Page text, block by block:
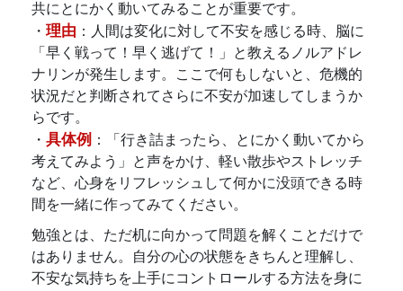
共にとにかく動いてみることが重要です。
・ 理由 ：人間は変化に対して不安を感じる時、脳に
「早く戦って！早く逃げて！」と教えるノルアドレ
ナリンが発生します。ここで何もしないと、危機的
状況だと判断されてさらに不安が加速してしまうか
らです。
・ 具体例 ：「行き詰まったら、とにかく動いてから
考えてみよう」と声をかけ、軽い散歩やストレッチ
など、心身をリフレッシュして何かに没頭できる時
間を一緒に作ってみてください。
勉強とは、ただ机に向かって問題を解くことだけで
はありません。自分の心の状態をきちんと理解し、
不安な気持ちを上手にコントロールする方法を身に